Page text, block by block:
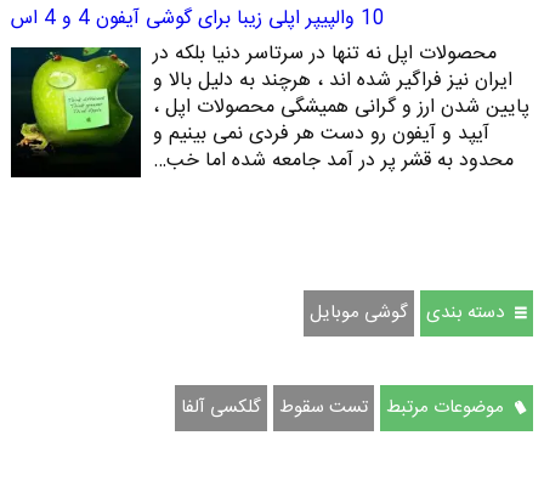
10 والپیپر اپلی زیبا برای گوشی آیفون 4 و 4 اس
محصولات اپل نه تنها در سرتاسر دنیا بلکه در
ایران نیز فراگیر شده اند ، هرچند به دلیل بالا و
پایین شدن ارز و گرانی همیشگی محصولات اپل ،
آیپد و آیفون رو دست هر فردی نمی بینیم و
محدود به قشر پر در آمد جامعه شده اما خب…
دسته بندی گوشی موبایل
موضوعات مرتبط تست سقوط گلکسی آلفا